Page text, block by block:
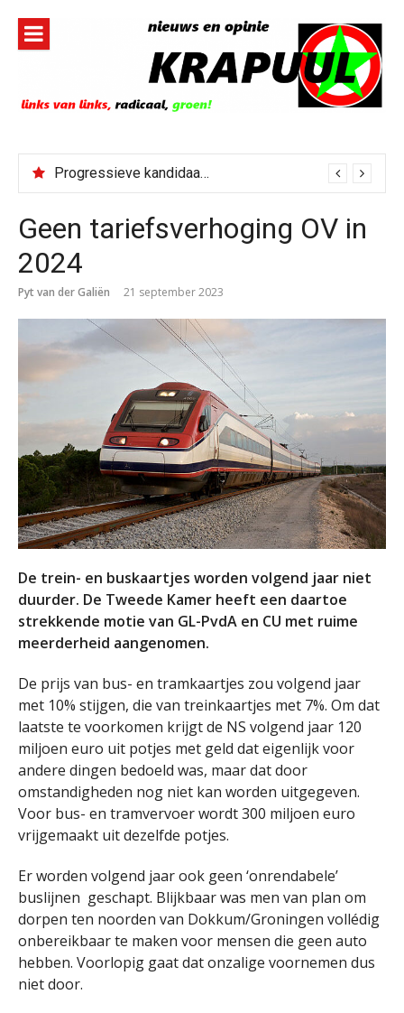
inhoud
Progressieve kandidaat El-Sayed senaatskandidaat Michigan
Geen tariefsverhoging OV in
2024
Pyt van der Galiën 21 september 2023
De trein- en buskaartjes worden volgend jaar niet
duurder. De Tweede Kamer heeft een daartoe
strekkende motie van GL-PvdA en CU met ruime
meerderheid aangenomen.
De prijs van bus- en tramkaartjes zou volgend jaar
met 10% stijgen, die van treinkaartjes met 7%. Om dat
laatste te voorkomen krijgt de NS volgend jaar 120
miljoen euro uit potjes met geld dat eigenlijk voor
andere dingen bedoeld was, maar dat door
omstandigheden nog niet kan worden uitgegeven.
Voor bus- en tramvervoer wordt 300 miljoen euro
vrijgemaakt uit dezelfde potjes.
Er worden volgend jaar ook geen ‘onrendabele’
buslijnen geschapt. Blijkbaar was men van plan om
dorpen ten noorden van Dokkum/Groningen vollédig
onbereikbaar te maken voor mensen die geen auto
hebben. Voorlopig gaat dat onzalige voornemen dus
niet door.